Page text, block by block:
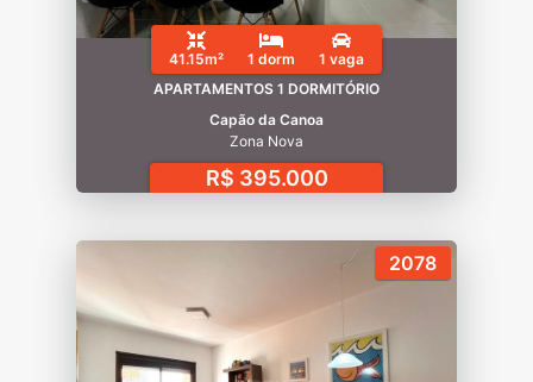
41.15m² 1 dorm
1 vaga
APARTAMENTOS 1 DORMITÓRIO
Capão da Canoa
Zona Nova
R$ 395.000
2078